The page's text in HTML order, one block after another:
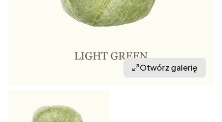
Otwórz galerię